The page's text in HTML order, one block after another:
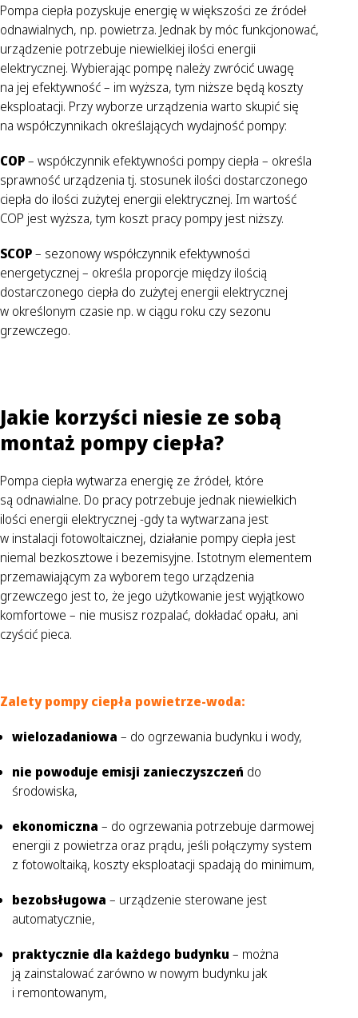
Pompa ciepła pozyskuje energię w większości ze źródeł
odnawialnych, np. powietrza. Jednak by móc funkcjonować,
urządzenie potrzebuje niewielkiej ilości energii
elektrycznej. Wybierając pompę należy zwrócić uwagę
na jej efektywność – im wyższa, tym niższe będą koszty
eksploatacji. Przy wyborze urządzenia warto skupić się
na współczynnikach określających wydajność pompy:
COP– współczynnik efektywności pompy ciepła – określa
sprawność urządzenia tj. stosunek ilości dostarczonego
ciepła do ilości zużytej energii elektrycznej. Im wartość
COP jest wyższa, tym koszt pracy pompy jest niższy.
SCOP– sezonowy współczynnik efektywności
energetycznej – określa proporcje między ilością
dostarczonego ciepła do zużytej energii elektrycznej
w określonym czasie np. w ciągu roku czy sezonu
grzewczego.
Jakie korzyści niesie ze sobą
montaż pompy ciepła?
Pompa ciepła wytwarza energię ze źródeł, które
są odnawialne. Do pracy potrzebuje jednak niewielkich
ilości energii elektrycznej -gdy ta wytwarzana jest
w instalacji fotowoltaicznej, działanie pompy ciepła jest
niemal bezkosztowe i bezemisyjne. Istotnym elementem
przemawiającym za wyborem tego urządzenia
grzewczego jest to, że jego użytkowanie jest wyjątkowo
komfortowe – nie musisz rozpalać, dokładać opału, ani
czyścić pieca.
Zalety pompy ciepła powietrze-woda:
wielozadaniowa – do ogrzewania budynku i wody,
nie powoduje emisji zanieczyszczeń do
środowiska,
ekonomiczna – do ogrzewania potrzebuje darmowej
energii z powietrza oraz prądu, jeśli połączymy system
z fotowoltaiką, koszty eksploatacji spadają do minimum,
bezobsługowa – urządzenie sterowane jest
automatycznie,
praktycznie dla każdego budynku – można
ją zainstalować zarówno w nowym budynku jak
i remontowanym,